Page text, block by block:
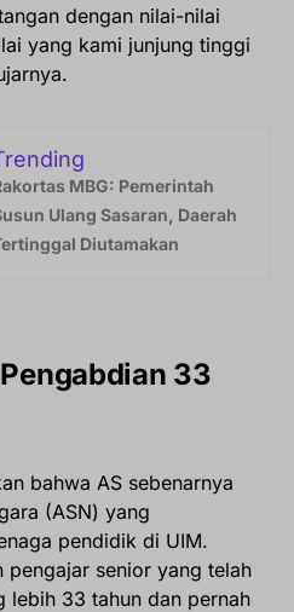
dengan nilai-nilai
yang kami junjung tinggi
MBG: Pemerintah
Ulang Sasaran, Daerah
Diutamakan
33
bahwa AS sebenarnya
(ASN) yang
pendidik di UIM.
pengajar senior yang telah
lebih 33 tahun dan pernah